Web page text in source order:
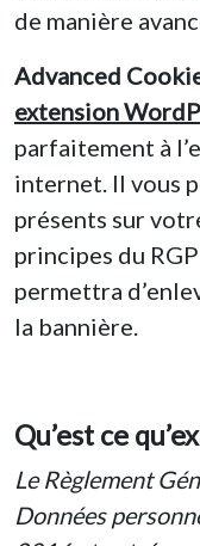
de manière
Advanced
extension
parfaitement à
internet. Il vous
présents sur
principes du
permettra
la bannière.
Qu’est ce
Le Règlement
Données